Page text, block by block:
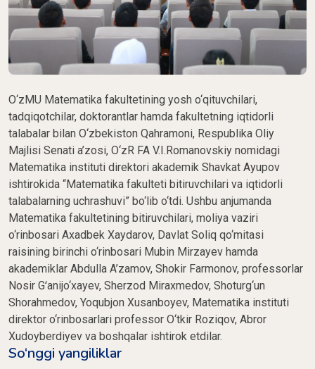
O‘zMU Matematika fakultetining yosh o‘qituvchilari,
tadqiqotchilar, doktorantlar hamda fakultetning iqtidorli
talabalar bilan O‘zbekiston Qahramoni, Respublika Oliy
Majlisi Senati a’zosi, O‘zR FA V.I.Romanovskiy nomidagi
Matematika instituti direktori akademik Shavkat Ayupov
ishtirokida “Matematika fakulteti bitiruvchilari va iqtidorli
talabalarning uchrashuvi” bo‘lib o‘tdi. Ushbu anjumanda
Matematika fakultetining bitiruvchilari, moliya vaziri
o‘rinbosari Axadbek Xaydarov, Davlat Soliq qo‘mitasi
raisining birinchi o‘rinbosari Mubin Mirzayev hamda
akademiklar Abdulla A’zamov, Shokir Farmonov, professorlar
Nosir Gʻanijo‘xayev, Sherzod Miraxmedov, Shoturg‘un
Shorahmedov, Yoqubjon Xusanboyev, Matematika instituti
direktor o‘rinbosarlari professor O‘tkir Roziqov, Abror
Xudoyberdiyev va boshqalar ishtirok etdilar.
So‘nggi yangiliklar